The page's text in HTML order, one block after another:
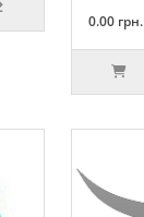
0.00 грн.